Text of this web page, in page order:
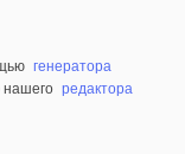
генератора
нашего редактора